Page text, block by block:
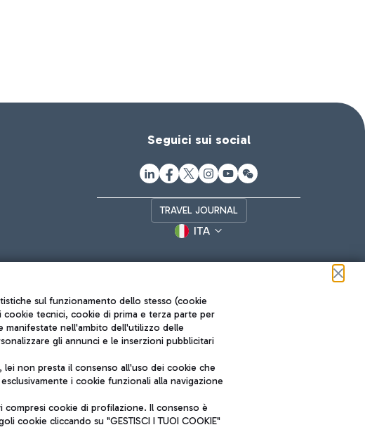
Seguici sui social
TRAVEL JOURNAL
ITA
Roma FCO
L'aeroporto stellato
QUALITÀ SOSTENIBILITÀ INNOVAZIONE
sul funzionamento dello stesso (cookie
cookie tecnici, cookie di prima e terza parte per
manifestate nell'ambito dell'utilizzo delle
gli annunci e le inserzioni pubblicitari
lei non presta il consenso all'uso dei cookie che
i cookie funzionali alla navigazione
compresi cookie di profilazione. Il consenso è
cookie cliccando su "GESTISCI I TUOI COOKIE"